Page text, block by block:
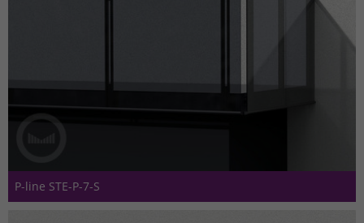
P-line STE-P-7-S